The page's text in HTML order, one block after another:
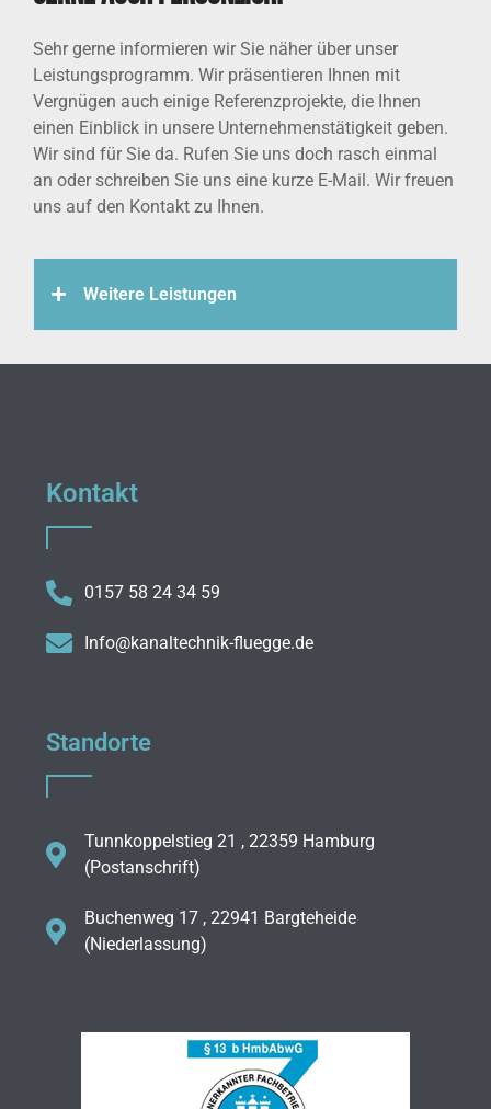
Sehr gerne informieren wir Sie näher über unser
Leistungsprogramm. Wir präsentieren Ihnen mit
Vergnügen auch einige Referenzprojekte, die Ihnen
einen Einblick in unsere Unternehmenstätigkeit geben.
Wir sind für Sie da. Rufen Sie uns doch rasch einmal
an oder schreiben Sie uns eine kurze E-Mail. Wir freuen
uns auf den Kontakt zu Ihnen.
Weitere Leistungen
Kontakt
0157 58 24 34 59
Info@kanaltechnik-fluegge.de
Standorte
Tunnkoppelstieg 21 , 22359 Hamburg
(Postanschrift)
Buchenweg 17 , 22941 Bargteheide
(Niederlassung)